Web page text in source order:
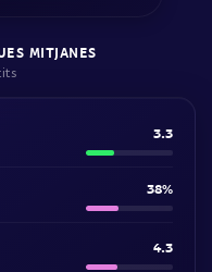
MITJANES
3.3
38%
4.3